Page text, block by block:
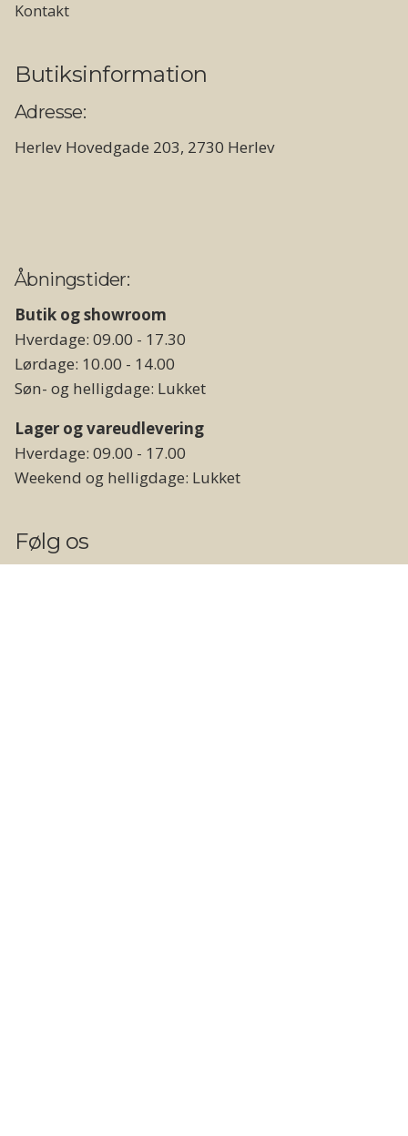
Kontakt
Butiksinformation
Adresse:
Herlev Hovedgade 203, 2730 Herlev
Åbningstider:
Butik og showroom
Hverdage: 09.00 - 17.30
Lørdage: 10.00 - 14.00
Søn- og helligdage: Lukket
Lager og vareudlevering
Hverdage: 09.00 - 17.00
Weekend og helligdage: Lukket
Følg os